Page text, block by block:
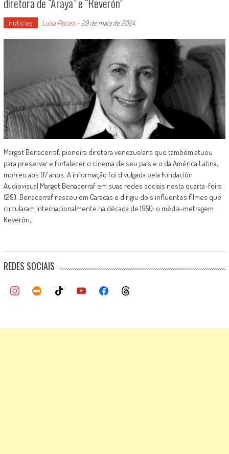
diretora de “Araya” e “Reverón”
notícias Luísa Pécora-29 de maio de 2024
Margot Benacerraf, pioneira diretora venezuelana que também atuou
para preservar e fortalecer o cinema de seu país e o da América Latina,
morreu aos 97 anos. A informação foi divulgada pela Fundación
Audiovisual Margot Benacerraf em suas redes sociais nesta quarta-feira
(29). Benacerraf nasceu em Caracas e dirigiu dois influentes filmes que
circularam internacionalmente na década de 1950: o média-metragem
Reverón,
REDES SOCIAIS